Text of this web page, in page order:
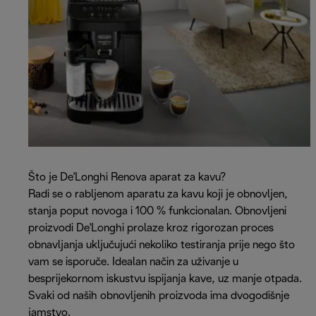
Što je De'Longhi Renova aparat za kavu?
Radi se o rabljenom aparatu za kavu koji je obnovljen,
stanja poput novoga i 100 % funkcionalan. Obnovljeni
proizvodi De'Longhi prolaze kroz rigorozan proces
obnavljanja uključujući nekoliko testiranja prije nego što
vam se isporuče. Idealan način za uživanje u
besprijekornom iskustvu ispijanja kave, uz manje otpada.
Svaki od naših obnovljenih proizvoda ima dvogodišnje
jamstvo.